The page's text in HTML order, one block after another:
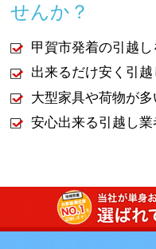
せんか？
甲賀市発着の引越
出来るだけ安く引
大型家具や荷物が多
安心出来る引越し